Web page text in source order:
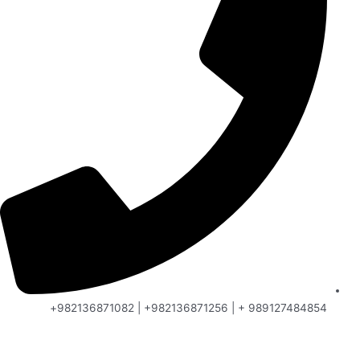
989127484854 + | 982136871256+ | 982136871082+